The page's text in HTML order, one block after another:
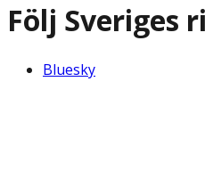
Följ Sveriges
Bluesky